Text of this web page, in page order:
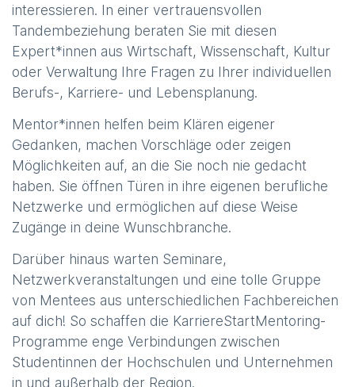
interessieren. In einer vertrauensvollen
Tandembeziehung beraten Sie mit diesen
Expert*innen aus Wirtschaft, Wissenschaft, Kultur
oder Verwaltung Ihre Fragen zu Ihrer individuellen
Berufs-, Karriere- und Lebensplanung.
Mentor*innen helfen beim Klären eigener
Gedanken, machen Vorschläge oder zeigen
Möglichkeiten auf, an die Sie noch nie gedacht
haben. Sie öffnen Türen in ihre eigenen berufliche
Netzwerke und ermöglichen auf diese Weise
Zugänge in deine Wunschbranche.
Darüber hinaus warten Seminare,
Netzwerkveranstaltungen und eine tolle Gruppe
von Mentees aus unterschiedlichen Fachbereichen
auf dich! So schaffen die KarriereStartMentoring-
Programme enge Verbindungen zwischen
Studentinnen der Hochschulen und Unternehmen
in und außerhalb der Region.